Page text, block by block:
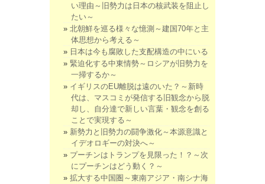
い理由～旧勢力は日本の核武装を阻止し
たい～
北朝鮮を巡る様々な憶測～建国70年と主
体思想から考える～
日本は今も腐敗した支配構造の中にいる
緊迫化する中東情勢～ロシアが旧勢力を
一掃するか～
イギリスのEU離脱は遠のいた？～新時
代は、マスコミが発信する旧観念から脱
却し、自分達で新しい言葉・観念を創る
ことで実現する～
新勢力と旧勢力の闘争激化～本源意識と
イデオロギーの対決へ～
プーチンはトランプを見限った！？～次
にプーチンはどう動く？～
拡大する中国圏～東南アジア・南シナ海